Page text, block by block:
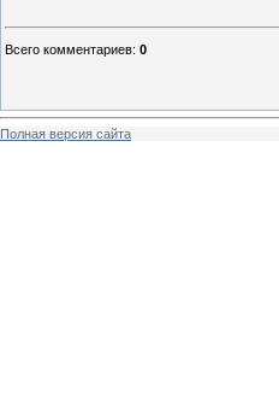
Всего комментариев: 0
Полная версия сайта